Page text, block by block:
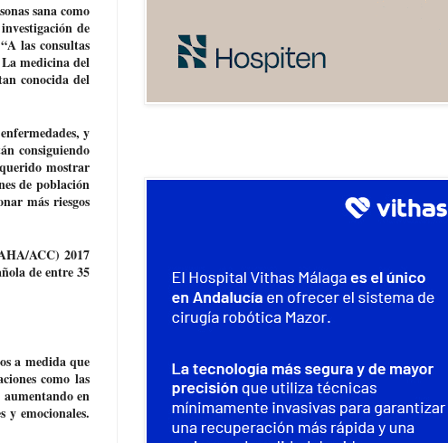
sana como
de
A las consultas
medicina del
conocida del
y
consiguiendo
mostrar
de población
más riesgos
ACC) 2017
de entre 35
a medida que
como las
en
y emocionales.